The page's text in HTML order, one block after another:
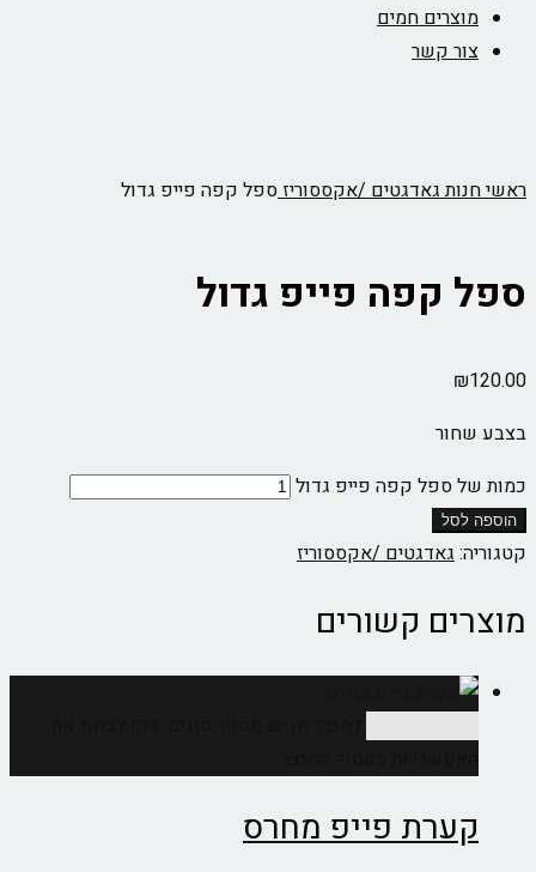
מוצרים חמים
צור קשר
ראשיחנותגאדגטים /אקססוריזספל קפה פייפ גדול
ספל קפה פייפ גדול
₪120.00
בצבע שחור
כמות של ספל קפה פייפ גדול
הוספה לסל
קטגוריה: גאדגטים /אקססוריז
מוצרים קשורים
קערת פייפ מחרס